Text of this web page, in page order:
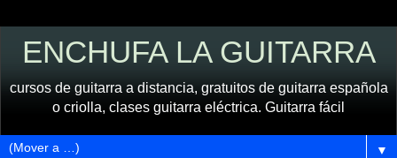
ENCHUFA LA GUITARRA
cursos de guitarra a distancia, gratuitos de guitarra española
o criolla, clases guitarra eléctrica. Guitarra fácil
▼